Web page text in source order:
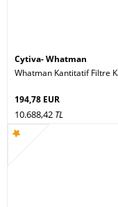
Cytiva- Whatman
Whatman Kantitatif Filtre
194,78 EUR
10.688,42 TL